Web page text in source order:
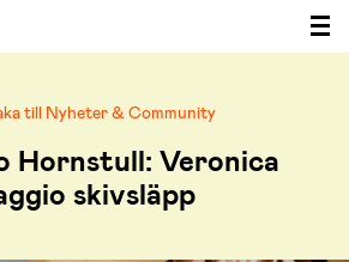
till Nyheter & Community
Hornstull: Veronica
skivsläpp